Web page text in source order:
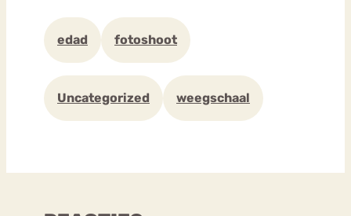
edad fotoshoot
Uncategorized weegschaal